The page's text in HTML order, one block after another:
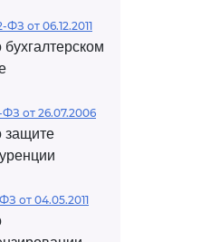
ФЗ от 06.12.2011
ФЗ от 26.07.2006
защите
от 04.05.2011